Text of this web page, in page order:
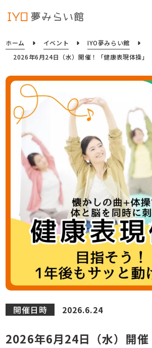
ホーム イベント
IYO夢みらい館
2026年6月24日（水）開催！「健康表現体操」
開催日時 2026.6.24
2026年6月24日（水）開催